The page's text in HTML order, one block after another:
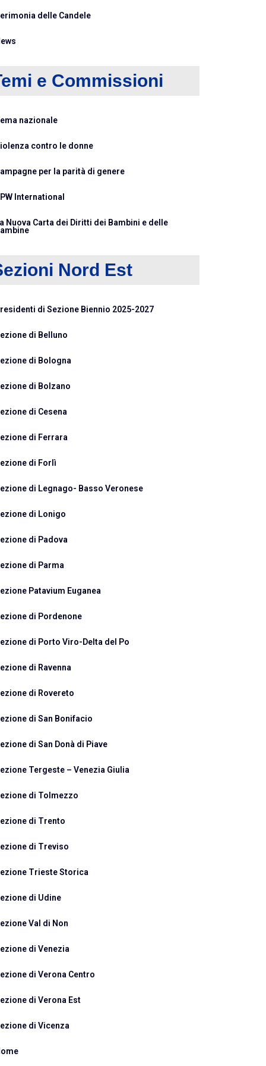
delle Candele
e Commissioni
nazionale
contro le donne
per la parità di genere
International
Nuova Carta dei Diritti dei Bambini e delle
Nord Est
di Sezione Biennio 2025-2027
di Belluno
di Bologna
di Bolzano
di Cesena
di Ferrara
di Forlì
di Legnago- Basso Veronese
di Lonigo
di Padova
di Parma
Patavium Euganea
di Pordenone
di Porto Viro-Delta del Po
di Ravenna
di Rovereto
di San Bonifacio
di San Donà di Piave
Tergeste – Venezia Giulia
di Tolmezzo
di Trento
di Treviso
Trieste Storica
di Udine
Val di Non
di Venezia
di Verona Centro
di Verona Est
di Vicenza